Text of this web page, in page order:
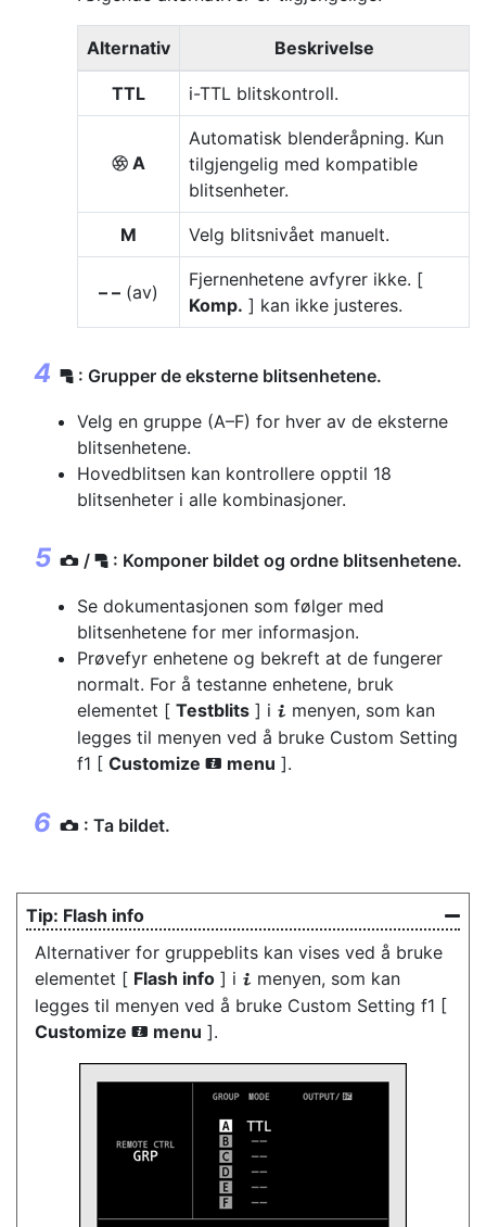
Alternativ Beskrivelse
TTL i-TTL blitskontroll.
q A
Automatisk blenderåpning. Kun
tilgjengelig med kompatible
blitsenheter.
M Velg blitsnivået manuelt.
– – (av)
Fjernenhetene avfyrer ikke. [
Komp. ] kan ikke justeres.
f : Grupper de eksterne blitsenhetene.
Velg en gruppe (A–F) for hver av de eksterne
blitsenhetene.
Hovedblitsen kan kontrollere opptil 18
blitsenheter i alle kombinasjoner.
C / f : Komponer bildet og ordne blitsenhetene.
Se dokumentasjonen som følger med
blitsenhetene for mer informasjon.
Prøvefyr enhetene og bekreft at de fungerer
normalt. For å testanne enhetene, bruk
elementet [ Testblits ] i i menyen, som kan
legges til menyen ved å bruke Custom Setting
f1 [ Customize i menu ].
C : Ta bildet.
Flash info
Alternativer for gruppeblits kan vises ved å bruke
elementet [ Flash info ] i i menyen, som kan
legges til menyen ved å bruke Custom Setting f1 [
Customize i menu ].